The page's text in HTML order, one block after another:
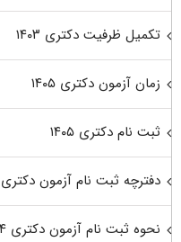
تکمیل ظرفیت دکتری ۱۴۰۳
زمان آزمون دکتری ۱۴۰۵
ثبت نام دکتری ۱۴۰۵
دفترچه ثبت نام آزمون دکتری ۱۴۰۴
نحوه ثبت نام آزمون دکتری ۱۴۰۴